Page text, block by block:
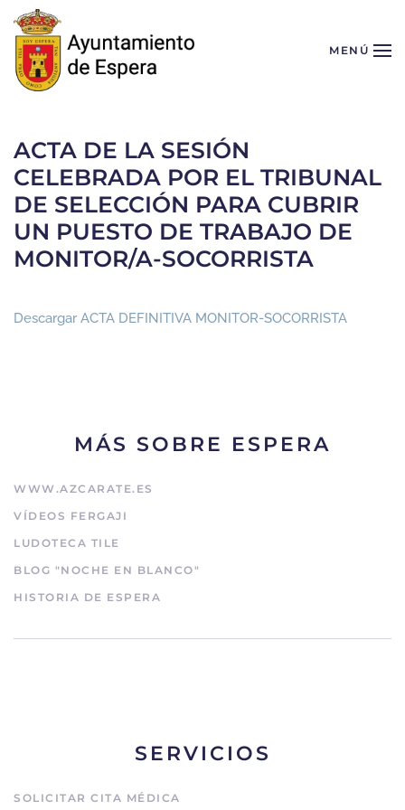
Skip to main content MENÚ
ACTA DE LA SESIÓN
CELEBRADA POR EL TRIBUNAL
DE SELECCIÓN PARA CUBRIR
UN PUESTO DE TRABAJO DE
MONITOR/A-SOCORRISTA
Descargar ACTA DEFINITIVA MONITOR-SOCORRISTA
MÁS SOBRE ESPERA
WWW.AZCARATE.ES
VÍDEOS FERGAJI
LUDOTECA TILE
BLOG "NOCHE EN BLANCO"
HISTORIA DE ESPERA
SERVICIOS
SOLICITAR CITA MÉDICA